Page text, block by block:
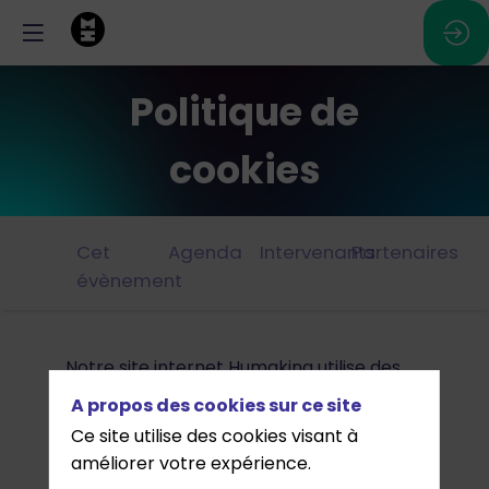
Politique de
cookies
Cet
évènement
Agenda IntervenantsPartenaires
Notre site internet Humakina utilise des
cookies et d’autres technologies
connexes tels que les traceurs afin de
vous offrir la navigation la plus adaptée à
vos besoins et ce, en toute sécurité. Le
A propos des cookies sur ce site
Ce site utilise des cookies visant à
améliorer votre expérience.